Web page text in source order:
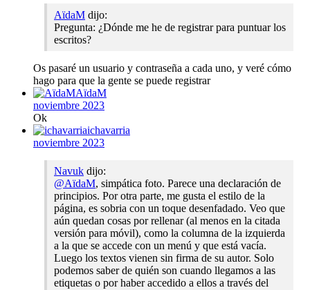
AïdaM dijo:
Pregunta: ¿Dónde me he de registrar para puntuar los
escritos?
Os pasaré un usuario y contraseña a cada uno, y veré cómo
hago para que la gente se puede registrar
AïdaM
noviembre 2023
Ok
ichavarria
noviembre 2023
Navuk dijo:
@AïdaM, simpática foto. Parece una declaración de
principios. Por otra parte, me gusta el estilo de la
página, es sobria con un toque desenfadado. Veo que
aún quedan cosas por rellenar (al menos en la citada
versión para móvil), como la columna de la izquierda
a la que se accede con un menú y que está vacía.
Luego los textos vienen sin firma de su autor. Solo
podemos saber de quién son cuando llegamos a las
etiquetas o por haber accedido a ellos a través del